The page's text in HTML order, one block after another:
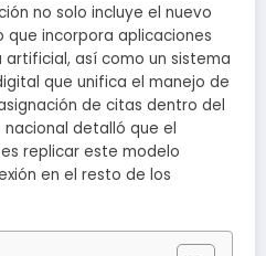
no solo incluye el nuevo
que incorpora aplicaciones
así como un sistema
que unifica el manejo de
de citas dentro del
nacional detalló que el
replicar este modelo
en el resto de los